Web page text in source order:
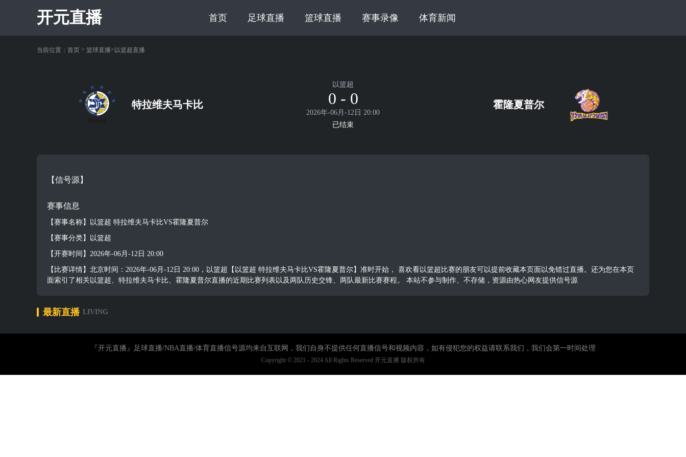
开元直播 首页 足球直播 篮球直播 赛事录像 体育新闻
当前位置： 首页 > 篮球直播> 以篮超直播
特拉维夫马卡比
以篮超
0 - 0
2026年-06月-12日 20:00
已结束
霍隆夏普尔
【信号源】
赛事信息
【赛事名称】以篮超 特拉维夫马卡比VS霍隆夏普尔
【赛事分类】以篮超
【开赛时间】2026年-06月-12日 20:00
【比赛详情】北京时间：2026年-06月-12日 20:00，以篮超【以篮超 特拉维夫马卡比VS霍隆夏普尔】准时开始， 喜欢看以篮超比赛的朋友可以提前收藏本页面以免错过直播。还为您在本页
面索引了相关以篮超、特拉维夫马卡比、霍隆夏普尔直播的近期比赛列表以及两队历史交锋、两队最新比赛赛程。 本站不参与制作、不存储，资源由热心网友提供信号源
最新直播 LIVING
『开元直播』足球直播/NBA直播/体育直播信号源均来自互联网，我们自身不提供任何直播信号和视频内容，如有侵犯您的权益请联系我们，我们会第一时间处理
Copyright © 2021 - 2024 All Rights Reserved 开元直播 版权所有